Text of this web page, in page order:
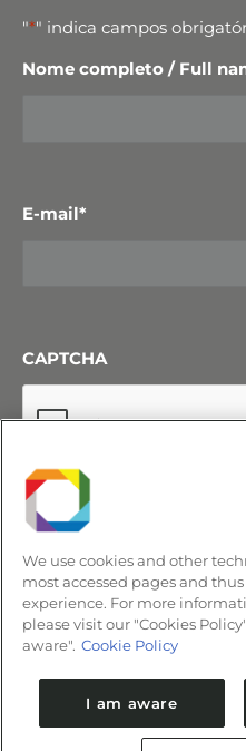
"*" indica campos
Nome completo / Full
E-mail*
CAPTCHA
We use cookies and other
most accessed pages and
experience. For more
please visit our "Cookies
aware". Cookie Policy
I am aware